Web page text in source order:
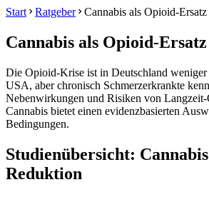
Start Ratgeber Cannabis als Opioid-Ersatz
Cannabis als Opioid-Ersatz
Die Opioid-Krise ist in Deutschland weniger
USA, aber chronisch Schmerzerkrankte
Nebenwirkungen und Risiken von
Cannabis bietet einen evidenzbasierten
Bedingungen.
Studienübersicht:
Reduktion